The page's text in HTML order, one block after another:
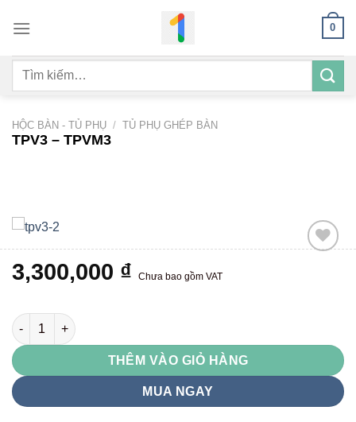
qua
dung
0
Tìm
HỘC BÀN - TỦ PHỤ / TỦ PHỤ GHÉP BÀN
TPV3 – TPVM3
3,300,000 ₫ Chưa bao gồm VAT
TPV3 - TPVM3 số lượng
THÊM VÀO GIỎ HÀNG
MUA NGAY